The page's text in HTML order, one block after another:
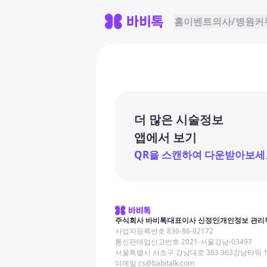
홈이벤트의사/병원커
더 많은 시술정보
앱에서 보기
QR을 스캔하여 다운받아보세
주식회사 바비톡대표이사 신정인개인정보 관리
사업자등록번호 836-86-02172
통신판매업신고번호 2021-서울강남-03497
서울특별시 서초구 강남대로 363 363강남타워
이메일 cs@babitalk.com